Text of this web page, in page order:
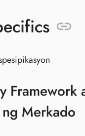
Framework
Merkado